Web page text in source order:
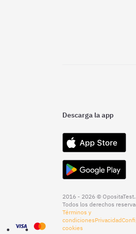
Descarga la app
2016 - 2026 © OpositaTest.
Todos los derechos
Términos y
condicionesPrivacidad
cookies